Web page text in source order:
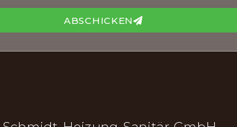
ABSCHICKEN